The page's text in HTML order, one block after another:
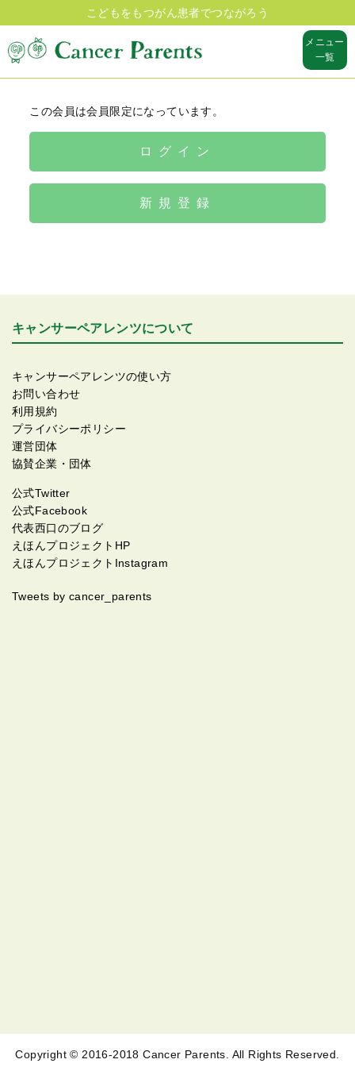
こどもをもつがん患者でつながろう
メニュー
一覧
この会員は会員限定になっています。
ログイン
新規登録
キャンサーペアレンツについて
キャンサーペアレンツの使い方
お問い合わせ
利用規約
プライバシーポリシー
運営団体
協賛企業・団体
公式Twitter
公式Facebook
代表西口のブログ
えほんプロジェクトHP
えほんプロジェクトInstagram
Tweets by cancer_parents
Copyright © 2016-2018 Cancer Parents. All Rights Reserved.